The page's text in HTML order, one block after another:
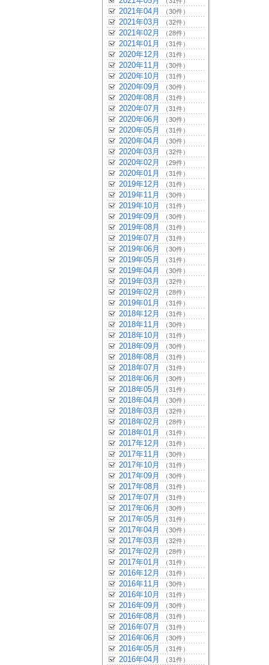
2021年04月 （30件）
2021年03月 （32件）
2021年02月 （28件）
2021年01月 （31件）
2020年12月 （31件）
2020年11月 （30件）
2020年10月 （31件）
2020年09月 （30件）
2020年08月 （31件）
2020年07月 （31件）
2020年06月 （30件）
2020年05月 （31件）
2020年04月 （30件）
2020年03月 （32件）
2020年02月 （29件）
2020年01月 （31件）
2019年12月 （31件）
2019年11月 （30件）
2019年10月 （31件）
2019年09月 （30件）
2019年08月 （31件）
2019年07月 （31件）
2019年06月 （30件）
2019年05月 （31件）
2019年04月 （30件）
2019年03月 （32件）
2019年02月 （28件）
2019年01月 （31件）
2018年12月 （31件）
2018年11月 （30件）
2018年10月 （31件）
2018年09月 （30件）
2018年08月 （31件）
2018年07月 （31件）
2018年06月 （30件）
2018年05月 （31件）
2018年04月 （30件）
2018年03月 （32件）
2018年02月 （28件）
2018年01月 （31件）
2017年12月 （31件）
2017年11月 （30件）
2017年10月 （31件）
2017年09月 （30件）
2017年08月 （31件）
2017年07月 （31件）
2017年06月 （30件）
2017年05月 （31件）
2017年04月 （30件）
2017年03月 （32件）
2017年02月 （28件）
2017年01月 （31件）
2016年12月 （31件）
2016年11月 （30件）
2016年10月 （31件）
2016年09月 （30件）
2016年08月 （31件）
2016年07月 （31件）
2016年06月 （30件）
2016年05月 （31件）
2016年04月 （31件）